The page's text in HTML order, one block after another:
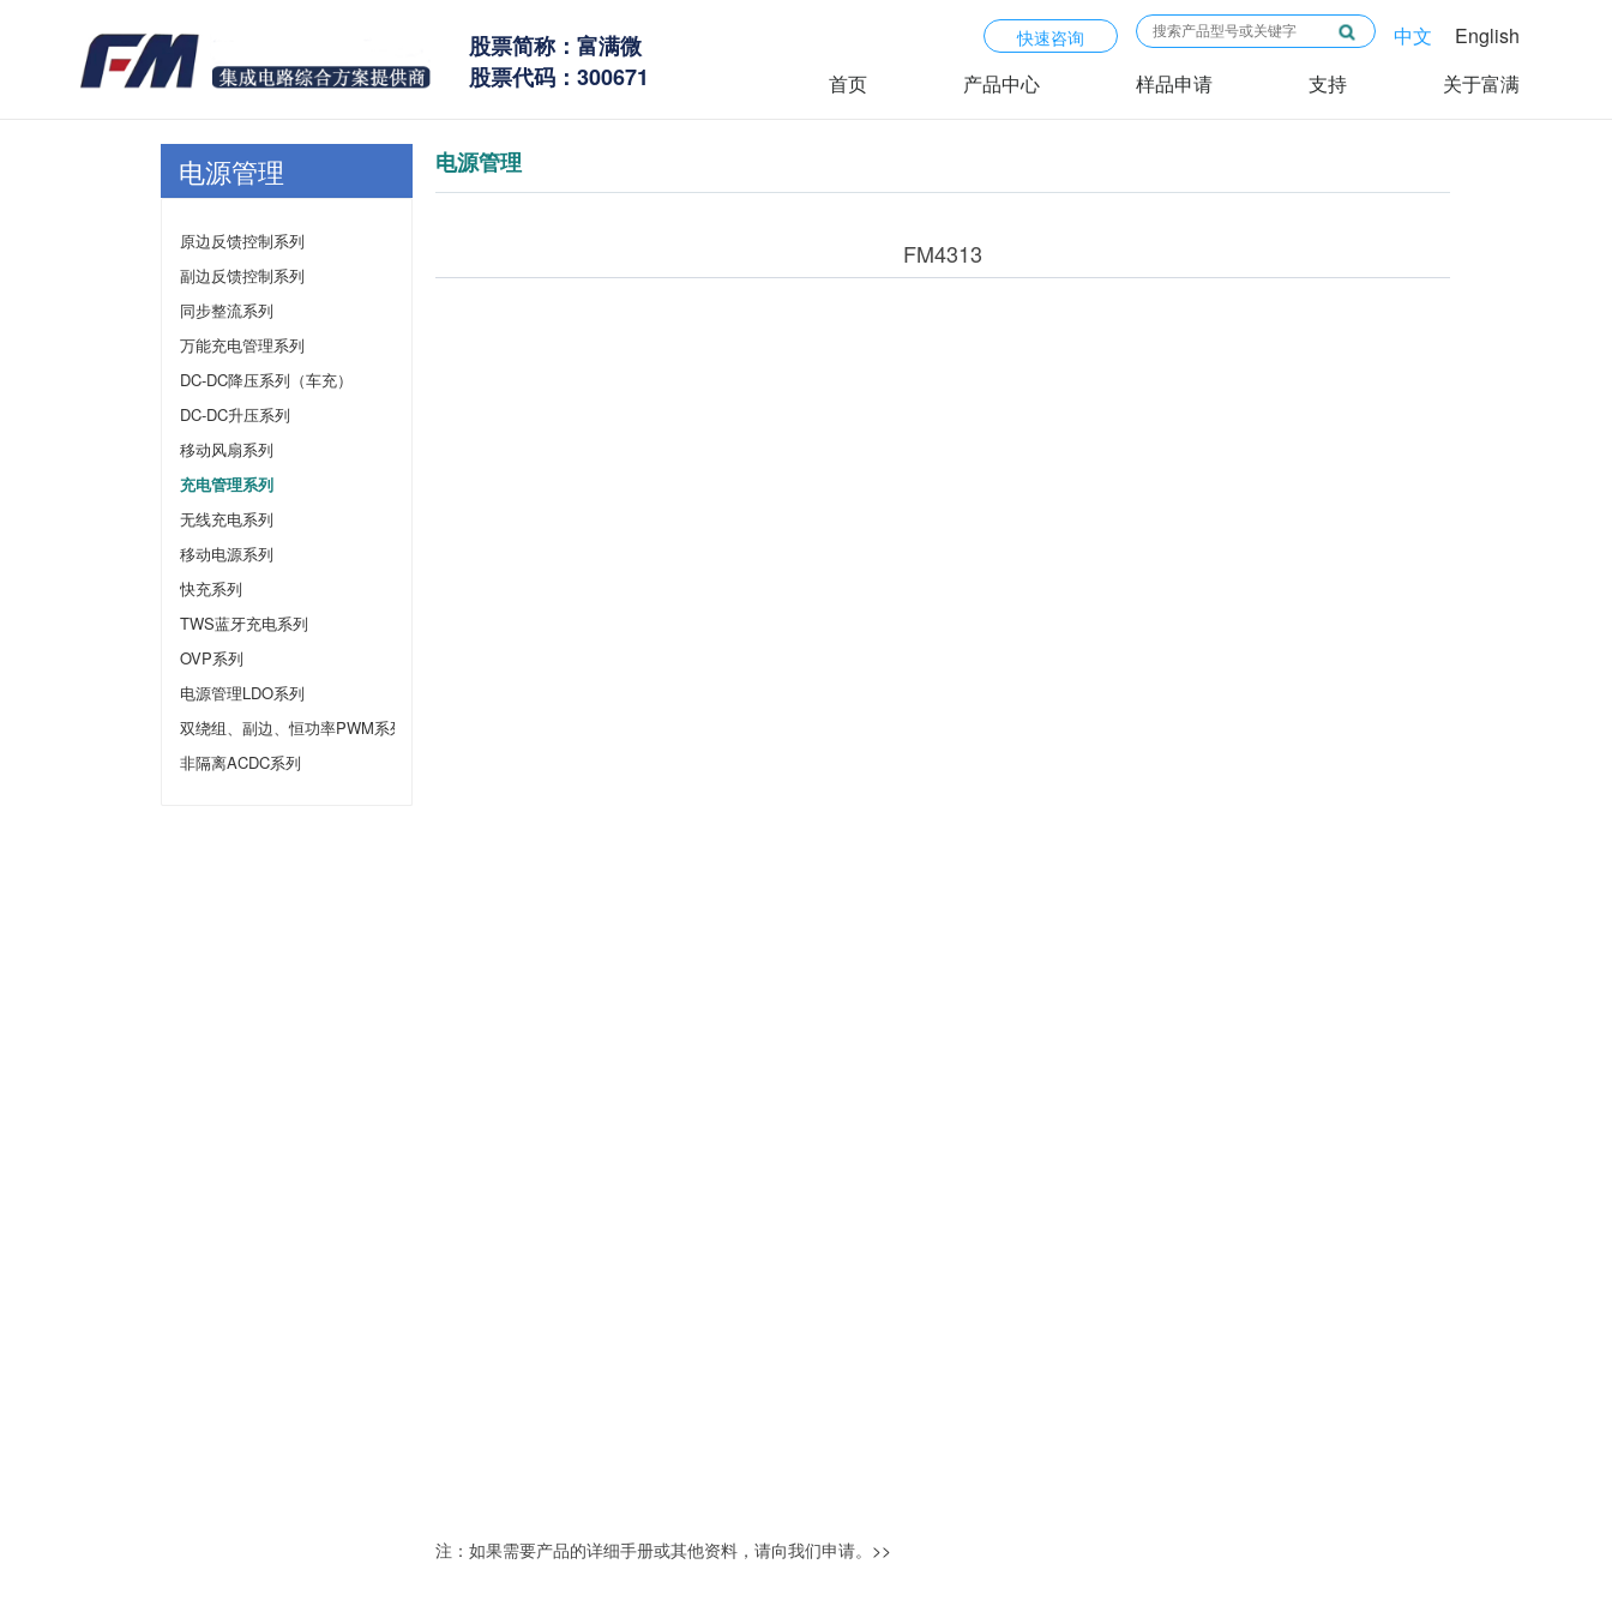
股票简称：富满微
股票代码：300671
快速咨询 中文
English
首页
产品中心 样品申请 支持 关于富满
电源管理
原边反馈控制系列
副边反馈控制系列
同步整流系列
万能充电管理系列
DC-DC降压系列（车充）
DC-DC升压系列
移动风扇系列
充电管理系列
无线充电系列
移动电源系列
快充系列
TWS蓝牙充电系列
OVP系列
电源管理LDO系列
双绕组、副边、恒功率PWM系列
非隔离ACDC系列
电源管理
FM4313
注：如果需要产品的详细手册或其他资料，请向我们申请。 >>